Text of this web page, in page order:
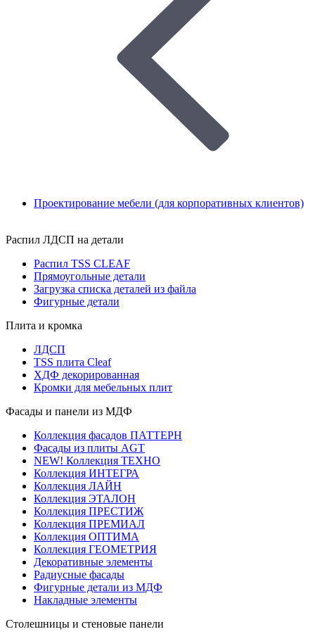
Проектирование мебели (для корпоративных клиентов)
Распил ЛДСП на детали
Распил TSS CLEAF
Прямоугольные детали
Загрузка списка деталей из файла
Фигурные детали
Плита и кромка
ЛДСП
TSS плита Cleaf
ХДФ декорированная
Кромки для мебельных плит
Фасады и панели из МДФ
Коллекция фасадов ПАТТЕРН
Фасады из плиты AGT
NEW! Коллекция ТЕХНО
Коллекция ИНТЕГРА
Коллекция ЛАЙН
Коллекция ЭТАЛОН
Коллекция ПРЕСТИЖ
Коллекция ПРЕМИАЛ
Коллекция ОПТИМА
Коллекция ГЕОМЕТРИЯ
Декоративные элементы
Радиусные фасады
Фигурные детали из МДФ
Накладные элементы
Столешницы и стеновые панели